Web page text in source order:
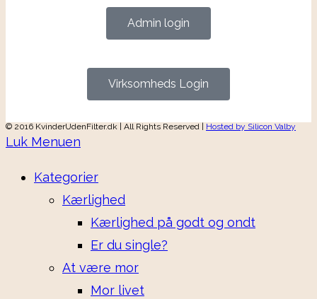
Virksomheds Login
Admin login
© 2016 KvinderUdenFilter.dk | All Rights Reserved | Hosted by Silicon Valby
Luk Menuen
Kategorier
Kærlighed
Kærlighed på godt og ondt
Er du single?
At være mor
Mor livet